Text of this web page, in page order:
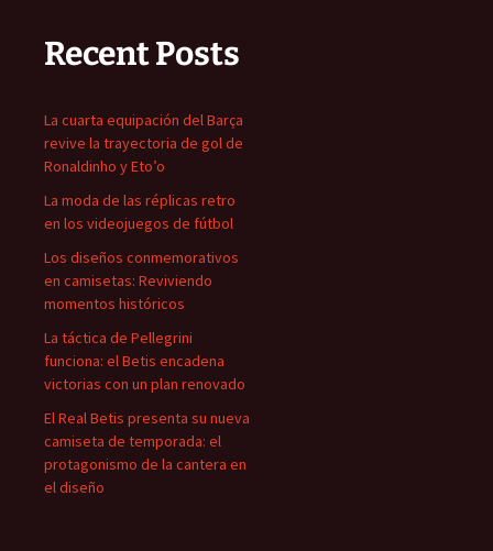
Recent Posts
La cuarta equipación del Barça
revive la trayectoria de gol de
Ronaldinho y Eto’o
La moda de las réplicas retro
en los videojuegos de fútbol
Los diseños conmemorativos
en camisetas: Reviviendo
momentos históricos
La táctica de Pellegrini
funciona: el Betis encadena
victorias con un plan renovado
El Real Betis presenta su nueva
camiseta de temporada: el
protagonismo de la cantera en
el diseño